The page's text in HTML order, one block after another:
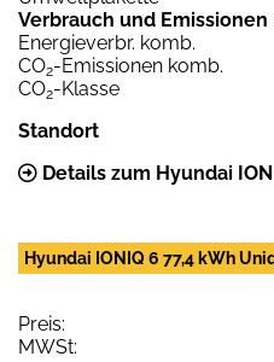
Verbrauch und Emissionen
Energieverbr. komb.
CO2-Emissionen komb.
CO2-Klasse
Standort
Details zum Hyundai
Hyundai IONIQ 6 77,4 kWh
Preis:
MWSt: